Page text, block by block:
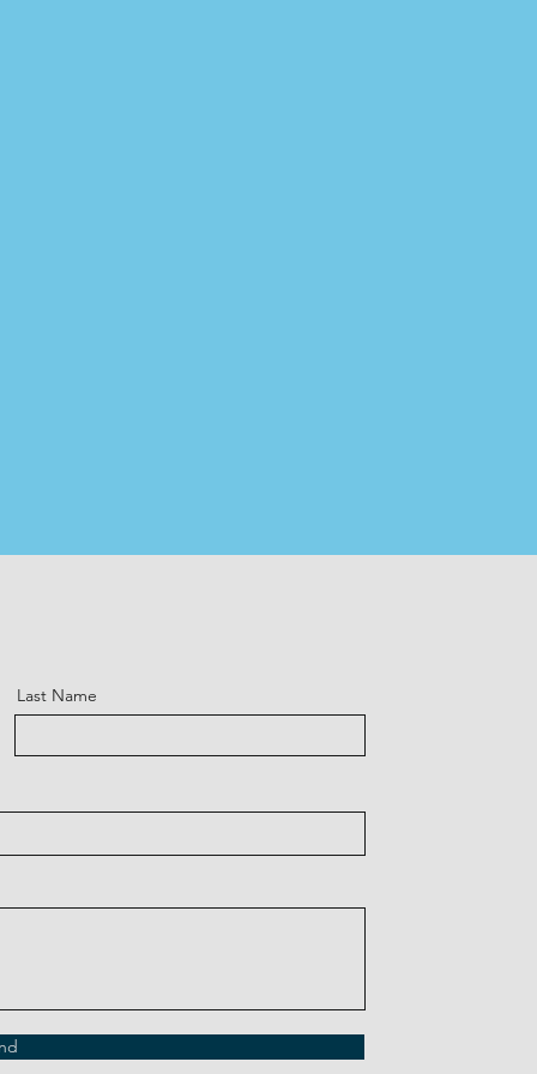
Last Name